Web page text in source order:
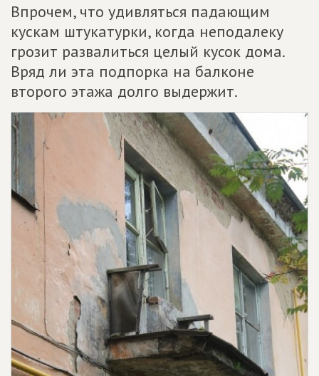
Впрочем, что удивляться падающим
кускам штукатурки, когда неподалеку
грозит развалиться целый кусок дома.
Вряд ли эта подпорка на балконе
второго этажа долго выдержит.